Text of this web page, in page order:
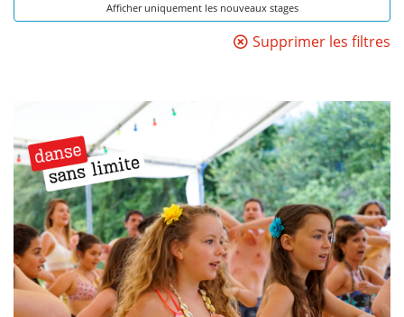
Afficher uniquement les nouveaux stages
Supprimer les filtres